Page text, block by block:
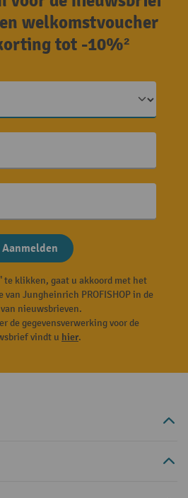
welkomstvoucher
tot -10%²
Aanmelden
te klikken, gaat u akkoord met het
van Jungheinrich PROFISHOP in de
nieuwsbrieven.
de gegevensverwerking voor de
vindt u hier.